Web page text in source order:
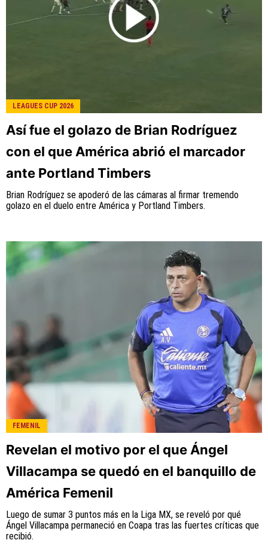
LEAGUES CUP 2026
Así fue el golazo de Brian Rodríguez
con el que América abrió el marcador
ante Portland Timbers
Brian Rodríguez se apoderó de las cámaras al firmar tremendo
golazo en el duelo entre América y Portland Timbers.
FEMENIL
Revelan el motivo por el que Ángel
Villacampa se quedó en el banquillo de
América Femenil
Luego de sumar 3 puntos más en la Liga MX, se reveló por qué
Ángel Villacampa permaneció en Coapa tras las fuertes críticas que
recibió.